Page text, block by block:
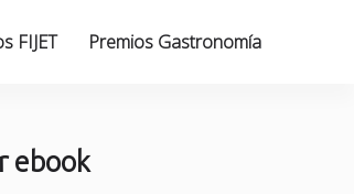
FIJET Premios Gastronomía
ebook